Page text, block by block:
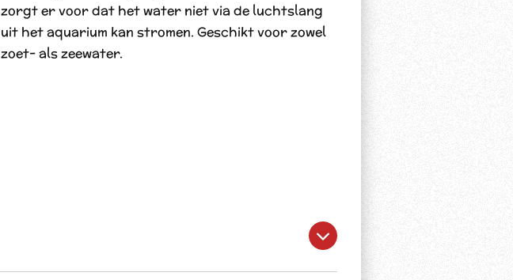
zorgt er voor dat het water niet via de luchtslang
uit het aquarium kan stromen. Geschikt voor zowel
zoet- als zeewater.